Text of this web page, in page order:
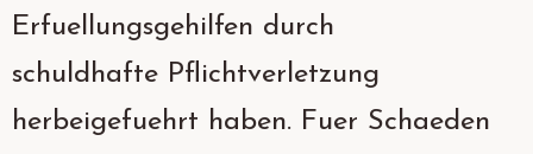
Erfuellungsgehilfen durch
schuldhafte Pflichtverletzung
herbeigefuehrt haben. Fuer Schaeden